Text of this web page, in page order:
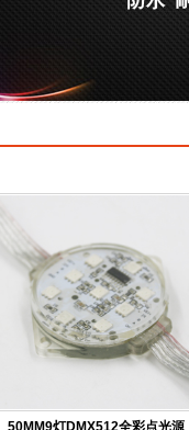
50MM9灯DMX512全彩点光源